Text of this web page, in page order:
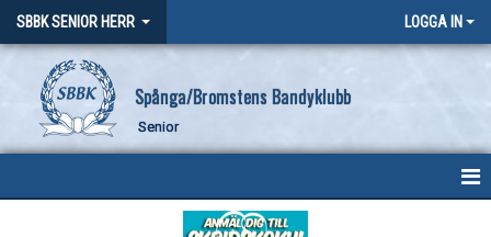
SBBK SENIOR HERR LOGGA IN
Spånga/Bromstens Bandyklubb
Senior